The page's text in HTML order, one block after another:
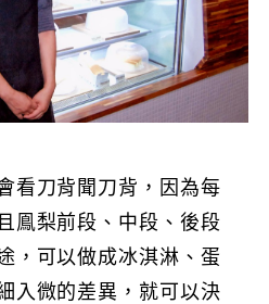
看刀背聞刀背，因為每
鳯梨前段、中段、後段
，可以做成冰淇淋、蛋
入微的差異，就可以決